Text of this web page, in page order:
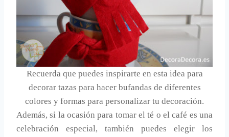
Recuerda que puedes inspirarte en esta idea para
decorar tazas para hacer bufandas de diferentes
colores y formas para personalizar tu decoración.
Además, si la ocasión para tomar el té o el café es una
celebración especial, también puedes elegir los